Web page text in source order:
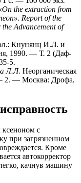
the extraction from
Report of the
Advancement of
Кнунянц И.Л. и
1990. — Т. 2 (Даф-
5.
Л.Л. Неорганическая
2. — Москва: Дрофа,
с
при загрязненном
Кроме
автокорректор
качнув машину